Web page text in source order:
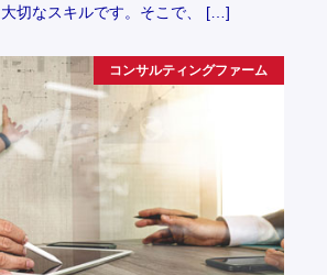
切なスキルです。そこで、 […]
コンサルティングファーム